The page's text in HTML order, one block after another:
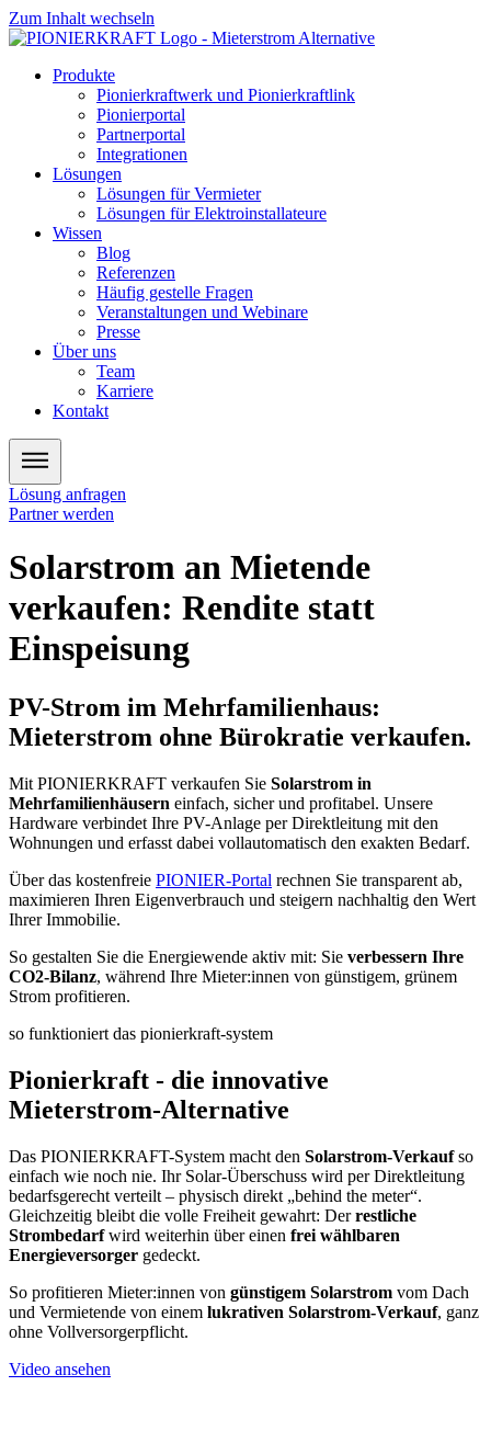
Zum Inhalt wechseln
Produkte
Pionierkraftwerk und Pionierkraftlink
Pionierportal
Partnerportal
Integrationen
Lösungen
Lösungen für Vermieter
Lösungen für Elektroinstallateure
Wissen
Blog
Referenzen
Häufig gestelle Fragen
Veranstaltungen und Webinare
Presse
Über uns
Team
Karriere
Kontakt
Lösung anfragen
Partner werden
Solarstrom an Mietende
verkaufen: Rendite statt
Einspeisung
PV-Strom im Mehrfamilienhaus:
Mieterstrom ohne Bürokratie verkaufen.
Mit PIONIERKRAFT verkaufen Sie Solarstrom in
Mehrfamilienhäusern einfach, sicher und profitabel. Unsere
Hardware verbindet Ihre PV-Anlage per Direktleitung mit den
Wohnungen und erfasst dabei vollautomatisch den exakten Bedarf.
Über das kostenfreie PIONIER-Portal rechnen Sie transparent ab,
maximieren Ihren Eigenverbrauch und steigern nachhaltig den Wert
Ihrer Immobilie.
So gestalten Sie die Energiewende aktiv mit: Sie verbessern Ihre
CO2-Bilanz, während Ihre Mieter:innen von günstigem, grünem
Strom profitieren.
so funktioniert das pionierkraft-system
Pionierkraft - die innovative
Mieterstrom-Alternative
Das PIONIERKRAFT-System macht den Solarstrom-Verkaufso
einfach wie noch nie. Ihr Solar-Überschuss wird per Direktleitung
bedarfsgerecht verteilt – physisch direkt „behind the meter“.
Gleichzeitig bleibt die volle Freiheit gewahrt: Derrestliche
Strombedarfwird weiterhin über einen frei wählbaren
Energieversorger gedeckt.
So profitieren Mieter:innen von günstigem Solarstrom vom Dach
und Vermietende von einem lukrativen Solarstrom-Verkauf, ganz
ohne Vollversorgerpflicht.
Video ansehen